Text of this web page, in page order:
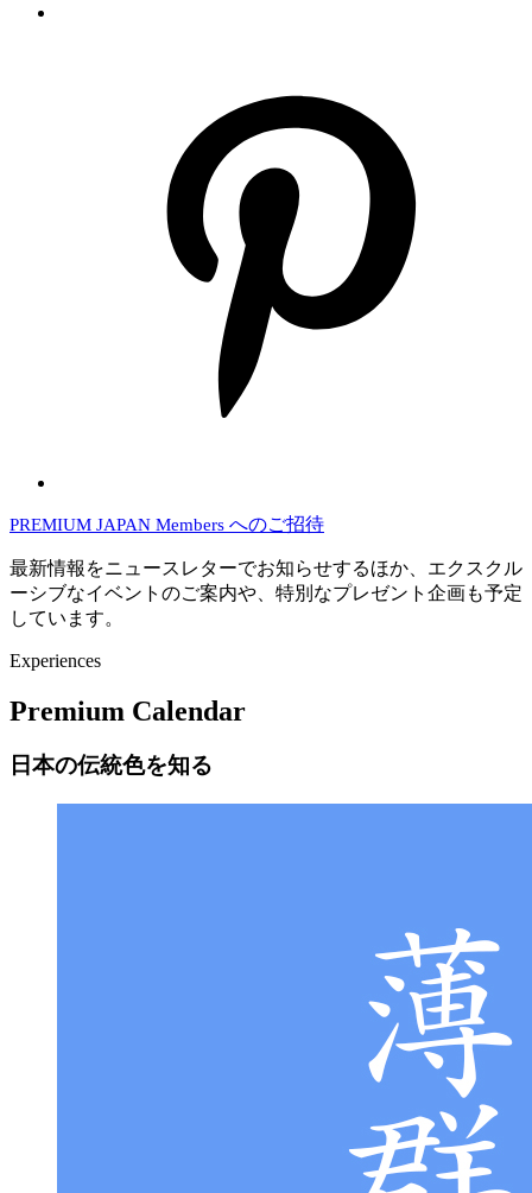
PREMIUM JAPAN Members へのご招待
最新情報をニュースレターでお知らせするほか、エクスクル
ーシブなイベントのご案内や、特別なプレゼント企画も予定
しています。
Experiences
Premium Calendar
日本の伝統色を知る